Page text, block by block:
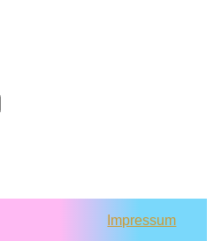
Impressum